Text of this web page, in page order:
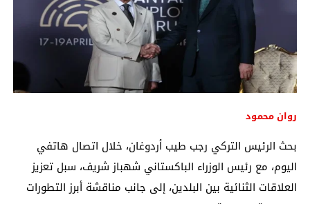
روان محمود
بحث الرئيس التركي رجب طيب أردوغان، خلال اتصال هاتفي
اليوم، مع رئيس الوزراء الباكستاني شهباز شريف، سبل تعزيز
العلاقات الثنائية بين البلدين، إلى جانب مناقشة أبرز التطورات